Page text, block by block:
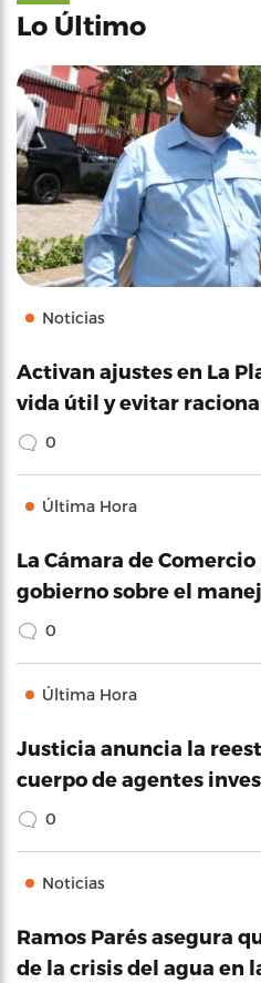
Lo Último
Noticias
Activan ajustes en La
vida útil y evitar
0
Última Hora
La Cámara de
gobierno sobre el
0
Última Hora
Justicia anuncia la
cuerpo de agentes
0
Noticias
Ramos Parés asegura
de la crisis del agua en